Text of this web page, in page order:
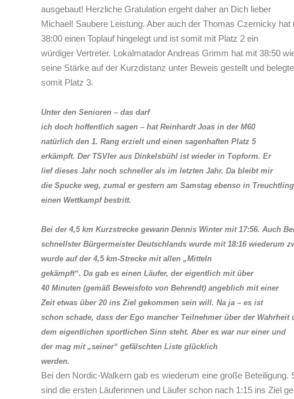
ausgebaut! Herzliche Gratulation ergeht daher an Dich lieber
Michael! Saubere Leistung. Aber auch der Thomas Czernicky hat
38:00 einen Toplauf hingelegt und ist somit mit Platz 2 ein
würdiger Vertreter. Lokalmatador Andreas Grimm hat mit 38:50
seine Stärke auf der Kurzdistanz unter Beweis gestellt und belegte
somit Platz 3.
Unter den Senioren – das darf
ich doch hoffentlich sagen – hat Reinhardt Joas in der M60
natürlich den 1. Rang erzielt und einen sagenhaften Platz 5
erkämpft. Der TSVler aus Dinkelsbühl ist wieder in Topform. Er
lief dieses Jahr noch schneller als im letzten Jahr. Da bleibt mir
die Spucke weg, zumal er gestern am Samstag ebenso in
einen Wettkampf bestritt.
Bei der 4,5 km Kurzstrecke gewann Dennis Winter mit 17:56. Auch
schnellster Bürgermeister Deutschlands wurde mit 18:16 wiederum
wurde auf der 4,5 km-Strecke mit allen „Mitteln
gekämpft“. Da gab es einen Läufer, der eigentlich mit über
40 Minuten (gemäß Beweisfoto von Behrendt) angeblich mit einer
Zeit etwas über 20 ins Ziel gekommen sein will. Na ja – es ist
schon schade, dass der Ego mancher Teilnehmer über der Wahrheit
dem eigentlichen sportlichen Sinn steht. Aber es war nur einer und
der mag mit „seiner“ gefälschten Liste glücklich
werden.
Bei den Nordic-Walkern gab es wiederum eine große Beteiligung.
sind die ersten Läuferinnen und Läufer schon nach 1:15 ins Ziel